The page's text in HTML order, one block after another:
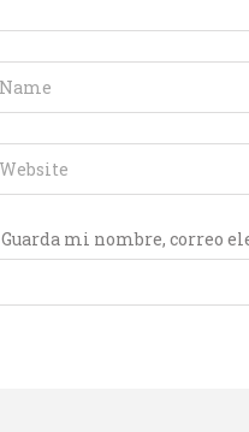
Guarda mi nombre, correo